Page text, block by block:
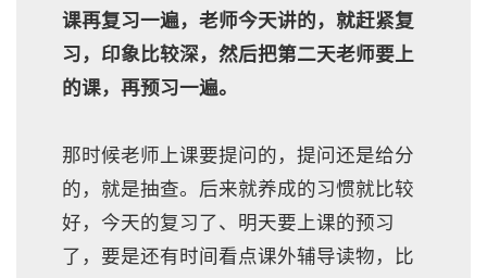
课再复习一遍，老师今天讲的，就赶紧复
习，印象比较深，然后把第二天老师要上
的课，再预习一遍。
那时候老师上课要提问的，提问还是给分
的，就是抽查。后来就养成的习惯就比较
好，今天的复习了、明天要上课的预习
了，要是还有时间看点课外辅导读物，比